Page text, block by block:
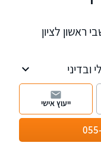
ראשון לציון
נאשמים
ניסיון של
עמכם פגישת
ייעוץ אישי